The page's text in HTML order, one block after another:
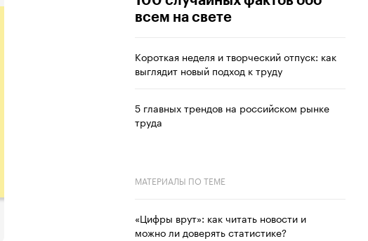
всем на свете
Короткая неделя и творческий отпуск: как
выглядит новый подход к труду
5 главных трендов на российском рынке
труда
МАТЕРИАЛЫ ПО ТЕМЕ
«Цифры врут»: как читать новости и
можно ли доверять статистике?